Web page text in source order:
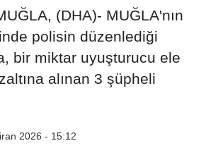
(DHA)- MUĞLA'nın
polisin düzenlediği
bir miktar uyuşturucu ele
alınan 3 şüpheli
2026 - 15:12